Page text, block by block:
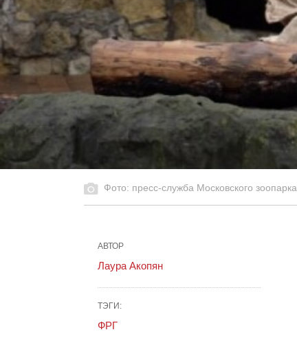
Фото: пресс-служба Московского зоопарка
АВТОР
Лаура Акопян
ТЭГИ:
ФРГ